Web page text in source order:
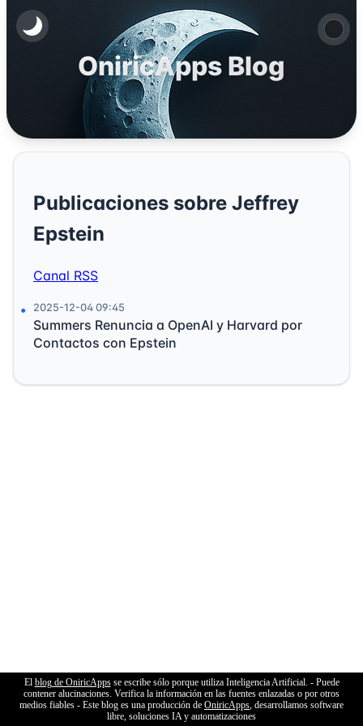
OniricApps Blog
Publicaciones sobre Jeffrey
Epstein
Canal RSS
2025-12-04 09:45
Summers Renuncia a OpenAI y Harvard por
Contactos con Epstein
El blog de OniricAppsse escribe sólo porque utiliza Inteligencia Artificial. - Puede
contener alucinaciones. Verifica la información en las fuentes enlazadas o por otros
medios fiables - Este blog es una producción de OniricApps , desarrollamos software
libre, soluciones IA y automatizaciones